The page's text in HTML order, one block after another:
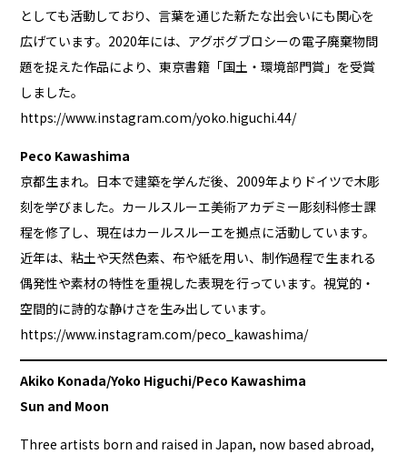
としても活動しており、言葉を通じた新たな出会いにも関心を
広げています。2020年には、アグボグブロシーの電子廃棄物問
題を捉えた作品により、東京書籍「国土・環境部門賞」を受賞
しました。
https://www.instagram.com/yoko.higuchi.44/
Peco Kawashima
京都生まれ。日本で建築を学んだ後、2009年よりドイツで木彫
刻を学びました。カールスルーエ美術アカデミー彫刻科修士課
程を修了し、現在はカールスルーエを拠点に活動しています。
近年は、粘土や天然色素、布や紙を用い、制作過程で生まれる
偶発性や素材の特性を重視した表現を行っています。視覚的・
空間的に詩的な静けさを生み出しています。
https://www.instagram.com/peco_kawashima/
Akiko Konada/Yoko Higuchi/Peco Kawashima
Sun and Moon
Three artists born and raised in Japan, now based abroad,